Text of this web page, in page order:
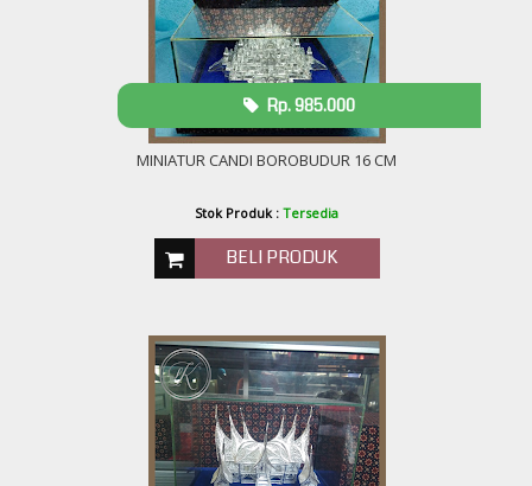
MINIATUR CANDI BOROBUDUR 16 CM
Rp. 985.000
Stok Produk :Tersedia
BELI PRODUK